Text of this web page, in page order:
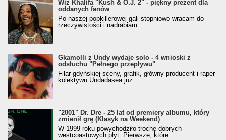
Wiz Khalifa "Kush & O.J. 2" - piękny prezent dla
oddanych fanów
Po naszej popkillerowej gali stopniowo wracam do
rzeczywistości i nadrabiam...
Gkamolli z Undy wydaje solo - 4 wnioski z
odsłuchu "Pełnego przepływu"
Filar gdyńskiej sceny, grafik, główny producent i raper
kolektywu Undadasea już...
"2001" Dr. Dre - 25 lat od premiery albumu, który
zmienił grę (Klasyk na Weekend)
W 1999 roku powychodziło trochę dobrych
westcoastowych płyt. Pierwsze, które...